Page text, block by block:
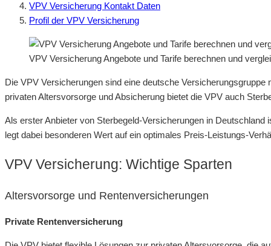
VPV Versicherung Kontakt Daten
Profil der VPV Versicherung
VPV Versicherung Angebote und Tarife berechnen und
Die VPV Versicherungen sind eine deutsche
privaten Altersvorsorge und Absicherung bietet die VPV auch
Als erster Anbieter von Sterbegeld-Versicherungen in
legt dabei besonderen Wert auf ein optimales Preis-Leistungs-
VPV Versicherung: Wichtige Sparten
Altersvorsorge und Rentenversicherungen
Private Rentenversicherung